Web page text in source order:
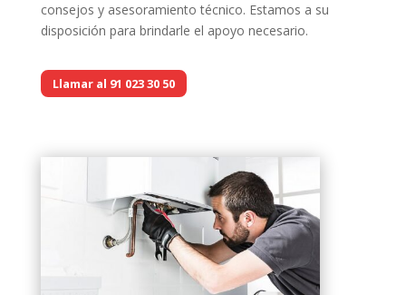
consejos y asesoramiento técnico. Estamos a su
disposición para brindarle el apoyo necesario.
Llamar al 91 023 30 50